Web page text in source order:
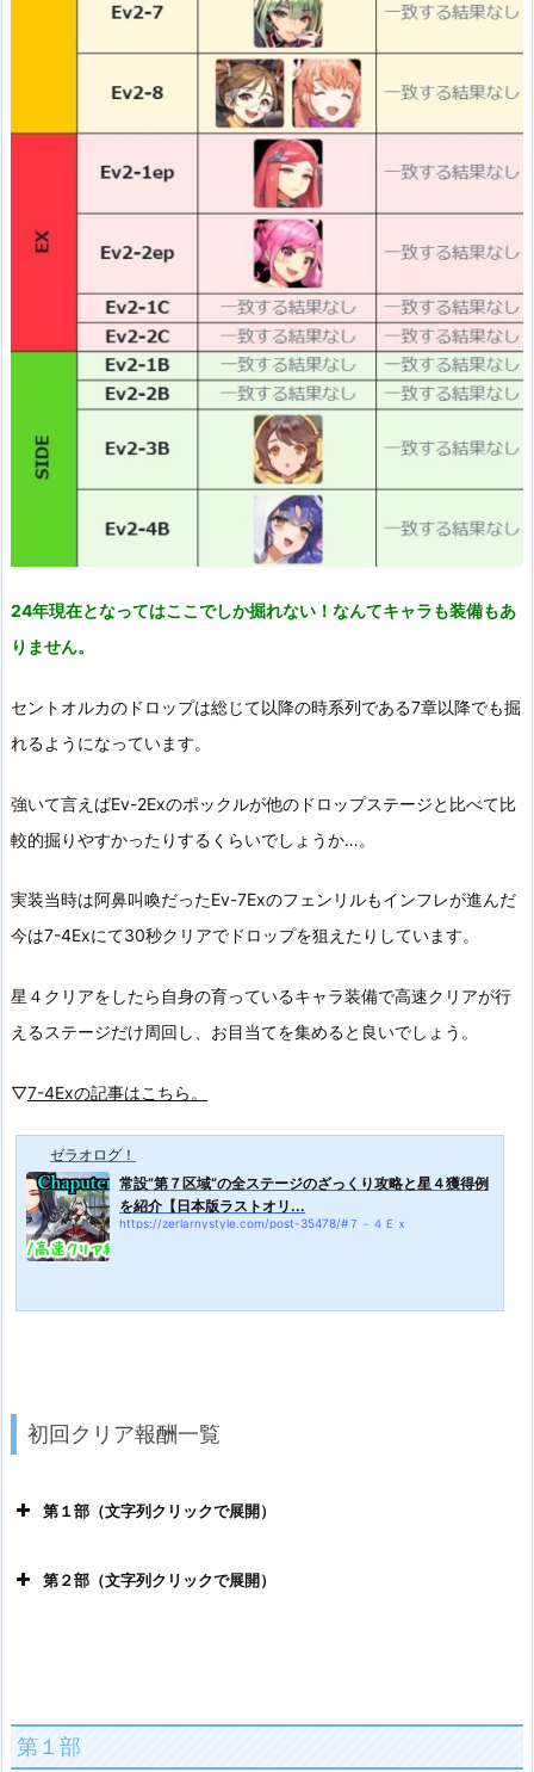
24年現在となってはここでしか掘れない！なんてキャラも装備もあ
りません。
セントオルカのドロップは総じて以降の時系列である7章以降でも掘
れるようになっています。
強いて言えばEv-2Exのポックルが他のドロップステージと比べて比
較的掘りやすかったりするくらいでしょうか…。
実装当時は阿鼻叫喚だったEv-7Exのフェンリルもインフレが進んだ
今は7-4Exにて30秒クリアでドロップを狙えたりしています。
星４クリアをしたら自身の育っているキャラ装備で高速クリアが行
えるステージだけ周回し、お目当てを集めると良いでしょう。
▽7-4Exの記事はこちら。
ゼラオログ！
常設”第７区域”の全ステージのざっくり攻略と星４獲得例
を紹介【日本版ラストオリ...
https://zerlarnystyle.com/post-35478/#７－４Ｅｘ
初回クリア報酬一覧
第１部（文字列クリックで展開）
第２部（文字列クリックで展開）
第１部